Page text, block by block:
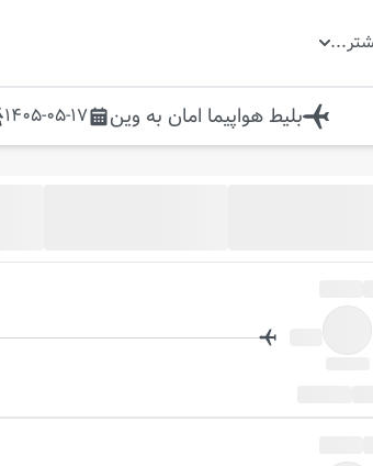
...
بلیط هواپیما امان به وین 1405-05-17